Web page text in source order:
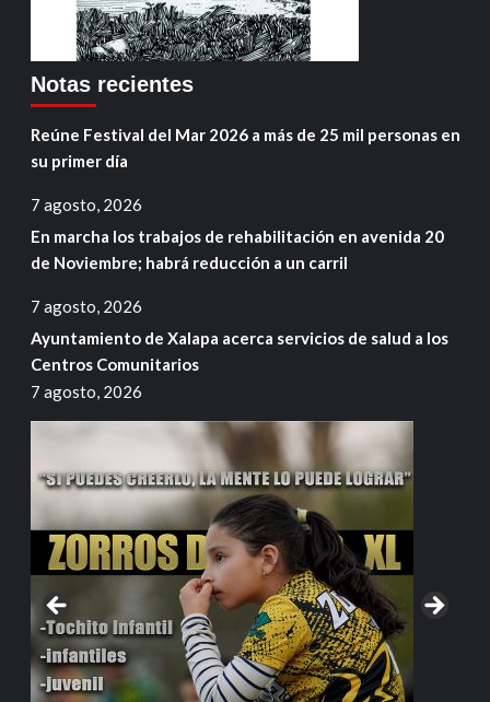
Notas recientes
Reúne Festival del Mar 2026 a más de 25 mil personas en
su primer día
7 agosto, 2026
En marcha los trabajos de rehabilitación en avenida 20
de Noviembre; habrá reducción a un carril
7 agosto, 2026
Ayuntamiento de Xalapa acerca servicios de salud a los
Centros Comunitarios
7 agosto, 2026